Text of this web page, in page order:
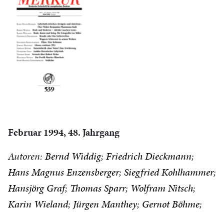
Februar 1994, 48. Jahrgang
Autoren: Bernd Widdig Friedrich Dieckmann
Hans Magnus Enzensberger Siegfried Kohlhammer
Hansjörg Graf Thomas Sparr Wolfram Nitsch
Karin Wieland Jürgen Manthey Gernot Böhme